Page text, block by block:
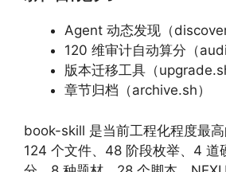
Agent 动态发现（
120 维审计自动算分（
版本迁移工具（
章节归档（archive.sh）
book-skill 是当前工程化程度最高
124 个文件、48 阶段枚举、4 道